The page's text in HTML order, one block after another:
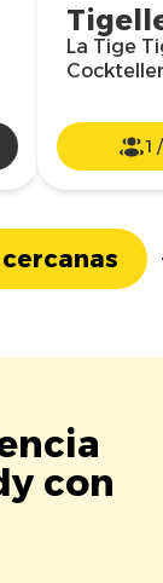
La Tige
1
con